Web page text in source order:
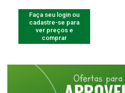
Faça seu login ou
cadastre-se para
ver preços e
comprar